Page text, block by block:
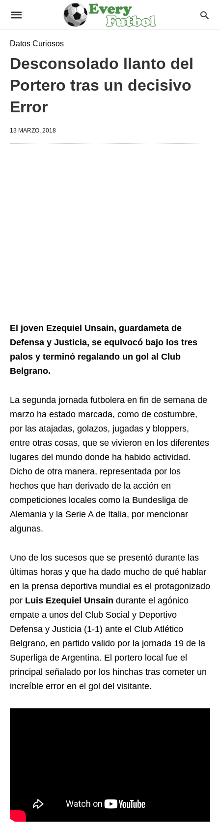
Datos Curiosos
Desconsolado llanto del
Portero tras un decisivo
Error
13 MARZO, 2018
El joven Ezequiel Unsain, guardameta de
Defensa y Justicia, se equivocó bajo los tres
palos y terminó regalando un gol al Club
Belgrano.
La segunda jornada futbolera en fin de semana de
marzo ha estado marcada, como de costumbre,
por las atajadas, golazos, jugadas y bloppers,
entre otras cosas, que se vivieron en los diferentes
lugares del mundo donde ha habido actividad.
Dicho de otra manera, representada por los
hechos que han derivado de la acción en
competiciones locales como la Bundesliga de
Alemania y la Serie A de Italia, por mencionar
algunas.
Uno de los sucesos que se presentó durante las
últimas horas y que ha dado mucho de qué hablar
en la prensa deportiva mundial es el protagonizado
por Luis Ezequiel Unsain durante el agónico
empate a unos del Club Social y Deportivo
Defensa y Justicia (1-1) ante el Club Atlético
Belgrano, en partido valido por la jornada 19 de la
Superliga de Argentina. El portero local fue el
principal señalado por los hinchas tras cometer un
increíble error en el gol del visitante.